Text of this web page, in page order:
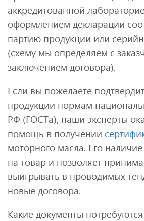
аккредитованной
оформлением декларации
партию продукции или
(схему мы определяем с
заключением договора).
Если вы пожелаете
продукции нормам
РФ (ГОСТа), наши эксперты
помощь в получении
моторного масла. Его
на товар и позволяет
выигрывать в проводимых
новые договора.
Какие документы